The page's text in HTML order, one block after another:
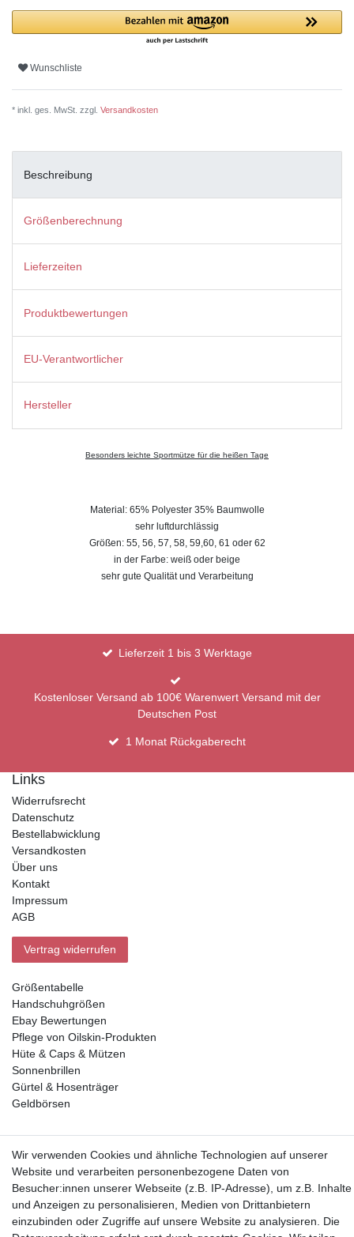
Wunschliste
* inkl. ges. MwSt. zzgl. Versandkosten
Beschreibung
Größenberechnung
Lieferzeiten
Produktbewertungen
EU-Verantwortlicher
Hersteller
Besonders leichte Sportmütze für die heißen Tage
Material: 65% Polyester 35% Baumwolle
sehr luftdurchlässig
Größen: 55, 56, 57, 58, 59,60, 61 oder 62
in der Farbe: weiß oder beige
sehr gute Qualität und Verarbeitung
Lieferzeit 1 bis 3 Werktage
Kostenloser Versand ab 100€ Warenwert Versand mit der
Deutschen Post
1 Monat Rückgaberecht
Links
Widerrufsrecht
Datenschutz
Bestellabwicklung
Versandkosten
Über uns
Kontakt
Impressum
AGB
Vertrag widerrufen
Größentabelle
Handschuhgrößen
Ebay Bewertungen
Pflege von Oilskin-Produkten
Hüte & Caps & Mützen
Sonnenbrillen
Gürtel & Hosenträger
Geldbörsen
Wir verwenden Cookies und ähnliche Technologien auf unserer
Website und verarbeiten personenbezogene Daten von
Besucher:innen unserer Webseite (z.B. IP-Adresse), um z.B. Inhalte
und Anzeigen zu personalisieren, Medien von Drittanbietern
einzubinden oder Zugriffe auf unsere Website zu analysieren. Die